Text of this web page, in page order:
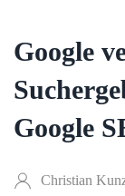
Google
Google
Christian